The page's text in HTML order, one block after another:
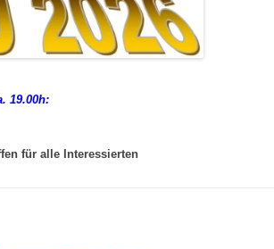
19.00h:
für alle Interessierten